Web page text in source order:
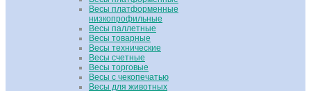
Весы платформенные
низкопрофильные
Весы паллетные
Весы товарные
Весы технические
Весы счетные
Весы торговые
Весы с чекопечатью
Весы для животных